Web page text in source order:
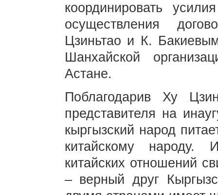
координировать
осуществления
Цзиньтао и К.
Шанхайской
Астане.
Поблагодарив Ху
представителя на
кыргызский народ
китайскому народу.
китайских отношений
– верный друг